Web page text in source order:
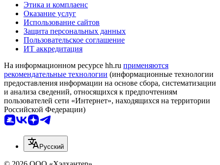
Этика и комплаенс
Оказание услуг
Использование сайтов
Защита персональных данных
Пользовательское соглашение
ИТ аккредитация
На информационном ресурсе hh.ru применяются
рекомендательные технологии (информационные технологии
предоставления информации на основе сбора, систематизации
и анализа сведений, относящихся к предпочтениям
пользователей сети «Интернет», находящихся на территории
Российской Федерации)
Русский